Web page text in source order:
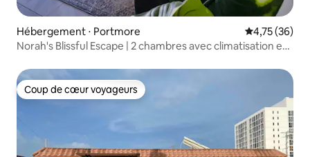
Hébergement ⋅ Portmore Évaluation
4,75 (36)
Norah's Blissful Escape | 2 chambres avec climatisation et
Coup de cœur voyageurs
Coup de cœur voyageurs